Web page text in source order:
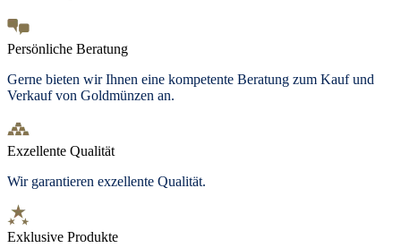
Persönliche Beratung
Gerne bieten wir Ihnen eine kompetente Beratung zum Kauf und
Verkauf von Goldmünzen an.
Exzellente Qualität
Wir garantieren exzellente Qualität.
Exklusive Produkte